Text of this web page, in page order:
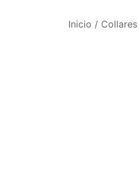
Inicio / Collares